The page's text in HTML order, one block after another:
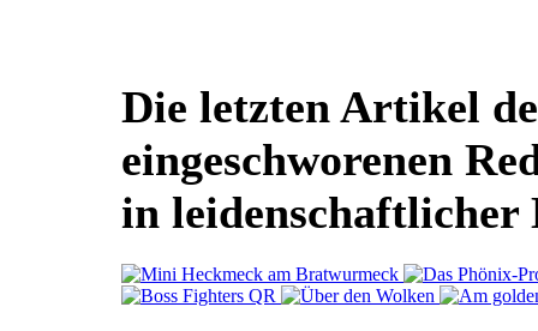
Die letzten Artikel
eingeschworenen
in